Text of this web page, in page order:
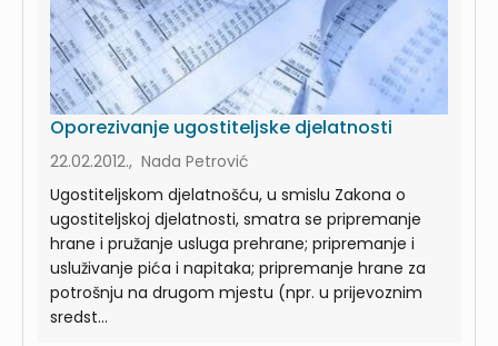
Oporezivanje ugostiteljske djelatnosti
22.02.2012., Nada Petrović
Ugostiteljskom djelatnošću, u smislu Zakona o
ugostiteljskoj djelatnosti, smatra se pripremanje
hrane i pružanje usluga prehrane; pripremanje i
usluživanje pića i napitaka; pripremanje hrane za
potrošnju na drugom mjestu (npr. u prijevoznim
sredst...